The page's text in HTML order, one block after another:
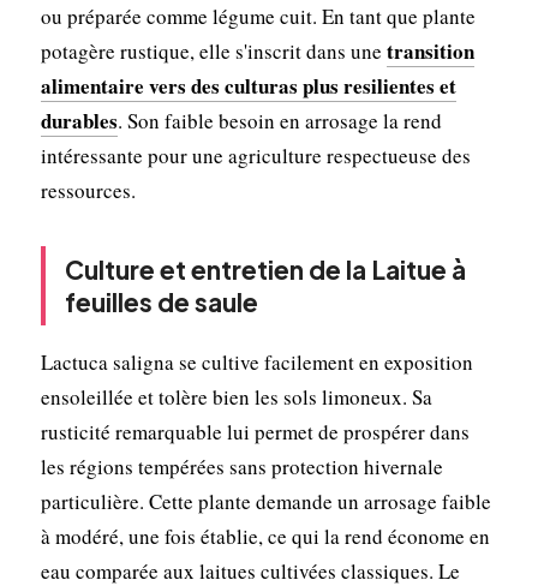
ou préparée comme légume cuit. En tant que plante
potagère rustique, elle s'inscrit dans une transition
alimentaire vers des culturas plus resilientes et
durables. Son faible besoin en arrosage la rend
intéressante pour une agriculture respectueuse des
ressources.
Culture et entretien de la Laitue à
feuilles de saule
Lactuca saligna se cultive facilement en exposition
ensoleillée et tolère bien les sols limoneux. Sa
rusticité remarquable lui permet de prospérer dans
les régions tempérées sans protection hivernale
particulière. Cette plante demande un arrosage faible
à modéré, une fois établie, ce qui la rend économe en
eau comparée aux laitues cultivées classiques. Le